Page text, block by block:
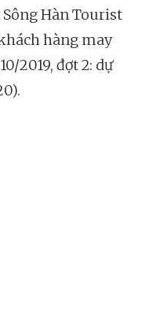
Hàn Tourist
hàng may
2019, đợt 2: dự